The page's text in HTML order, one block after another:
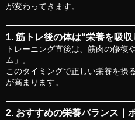
が変わってきます。
1. 筋トレ後の体は“栄養を吸
トレーニング直後は、筋肉の修復
ム」。
このタイミングで正しい栄養を摂
が高まります。
2. おすすめの栄養バランス｜